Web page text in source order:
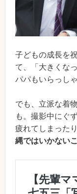
子どもの成長を
て、「大きくな
パパもいらっし
でも、立派な着
も。撮影中にぐ
疲れてしまった
縄ではいかない